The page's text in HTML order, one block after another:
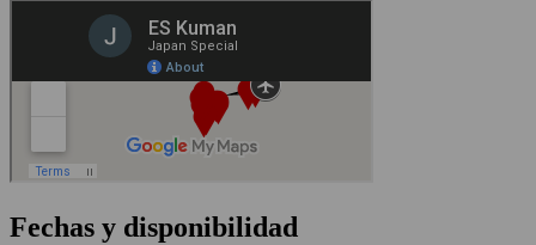
Fechas y disponibilidad